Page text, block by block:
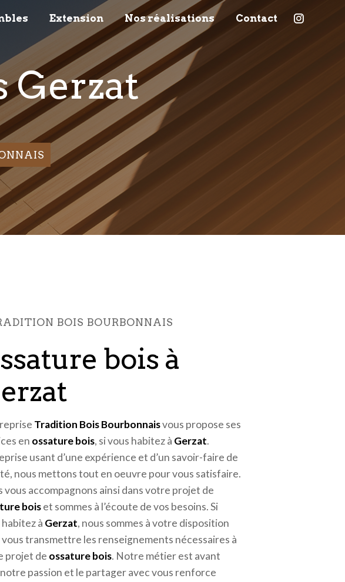
Extension Nos réalisations Contact
Gerzat
BOIS BOURBONNAIS
Tradition Bois Bourbonnaisvous propose ses
en ossature bois, si vous habitez à Gerzat.
usant d’une expérience et d’un savoir-faire de
nous mettons tout en oeuvre pour vous satisfaire.
vous accompagnons ainsi dans votre projet de
boiset sommes à l’écoute de vos besoins. Si
à Gerzat, nous sommes à votre disposition
transmettre les renseignements nécessaires à
projet de ossature bois. Notre métier est avant
passion et le partager avec vous renforce